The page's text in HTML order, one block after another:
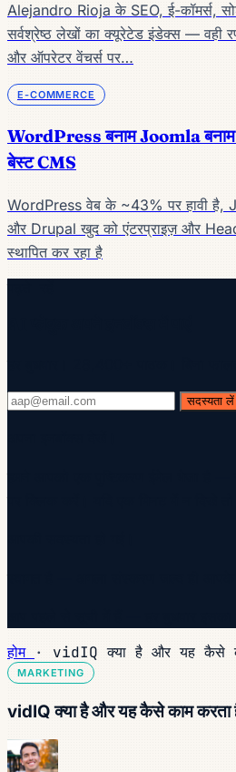
Alejandro Rioja के SEO, ई-कॉमर्स,
सर्वश्रेष्ठ लेखों का क्यूरेटेड इंडेक्स — वही
और ऑपरेटर वेंचर्स पर…
E-COMMERCE
WordPress बनाम Joomla
बेस्ट CMS
WordPress वेब के ~43% पर हावी है,
और Drupal खुद को एंटरप्राइज़ और
स्थापित कर रहा है
सदस्यता
होम · vidIQ क्या है और यह कैसे
MARKETING
vidIQ क्या है और यह कैसे काम करता